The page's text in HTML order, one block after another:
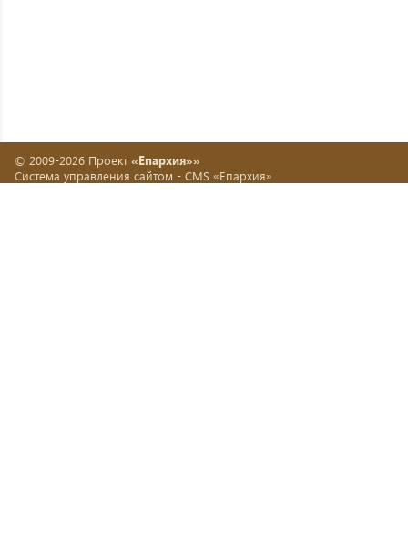
© 2009-2026 Проект «Епархия»»
Система управления сайтом - CMS «Епархия»